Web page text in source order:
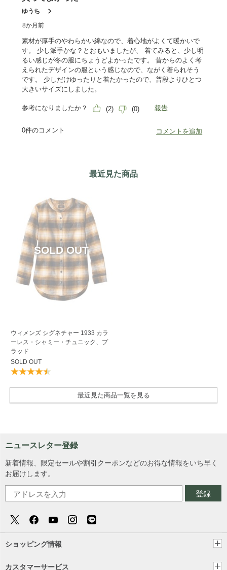
最近見た商品
ウィメンズ シグネチャー 1933 カラ
ーレス・シャミー・チュニック、プ
ラッド
SOLD OUT
最近見た商品一覧を見る
ニュースレター登録
新着情報、限定セールや割引クーポンなどのお得な情報をいち早く
お届けします。
登録
ショッピング情報
カスタマーサービス